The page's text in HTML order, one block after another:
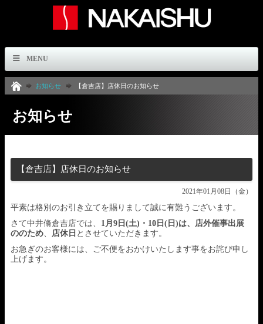
MENU
お知らせ 【倉吉店】店休日のお知らせ
お知らせ
【倉吉店】店休日のお知らせ
2021年01月08日（金）
平素は格別のお引き立てを賜りまして誠に有難うございます。
さて中井脩倉吉店では、 1月9日(土)・10日(日)は、店外催事出展
ののため、 店休日 とさせていただきます。
お急ぎのお客様には、ご不便をおかけいたします事をお詫び申し
上げます。